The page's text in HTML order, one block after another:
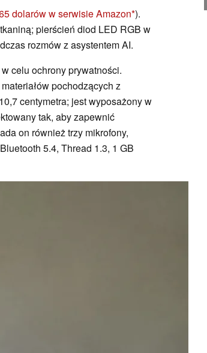
dolarów w serwisie Amazon ).
pierścień diod LED RGB w
rozmów z asystentem AI.
celu ochrony prywatności.
pochodzących z
centymetra; jest wyposażony w
tak, aby zapewnić
on również trzy mikrofony,
5.4, Thread 1.3, 1 GB